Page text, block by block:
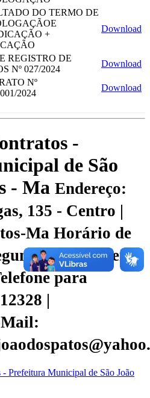
DO TERMO DE
+
Download
REGISTRO DE
Nº 027/2024
Download
Nº
2024
Download
-
de São
- Ma Endereço:
135 - Centro |
Ma Horário de
a Sexta-feira:
para
|
Prefeitura Municipal de São João